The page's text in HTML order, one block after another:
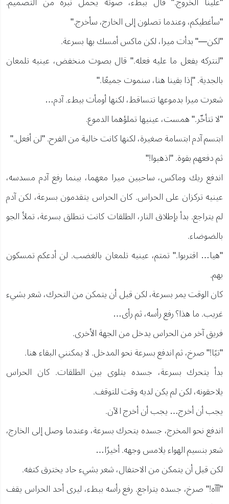
"سأغطيكم، وعندما تصلون إلى الخارج، سأخرج."
"لكن—" بدأت ميرا، لكن ماكس أمسك بها بسرعة.
"لنتركه يفعل ما عليه فعله." قال بصوت منخفض، عينيه تلمعان
بالجدية. "إذا بقينا هنا، سنموت جميعًا."
شعرت ميرا بدموعها تتساقط، لكنها أومأت ببطء. آدم…
"لا تتأخّر." همست، عينيها تملؤهما الدموع.
ابتسم آدم ابتسامة صغيرة، لكنها كانت خالية من الفرح. "لن أفعل."
ثم دفعهم بقوة. "اذهبوا!"
اندفع ريك وماكس، ساحبين ميرا معهما، بينما رفع آدم مسدسه،
عينيه تركزان على الحراس. كان الحراس يتقدمون بسرعة، لكن آدم
لم يتراجع. بدأ بإطلاق النار، الطلقات كانت تنطلق بسرعة، تملأ الجو
بالضوضاء.
"هيا… اقتربوا." تمتم، عينيه تلمعان بالغضب. لن أدعكم تمسكون
بهم.
كان الوقت يمر بسرعة، لكن قبل أن يتمكن من التحرك، شعر بشيء
غريب. ما هذا؟ رفع رأسه، ثم رأى…
فريق آخر من الحراس يدخل من الجهة الأخرى.
"تبًا!" صرخ، ثم اندفع بسرعة نحو المدخل. لا يمكنني البقاء هنا.
بدأ يتحرك بسرعة، جسده يتلوى بين الطلقات. كان الحراس
يلاحقونه، لكن لم يكن لديه وقت للتوقف.
يجب أن أخرج… يجب أن أخرج الآن.
اندفع نحو المخرج، جسده يتحرك بسرعة، وعندما وصل إلى الخارج،
شعر بنسيم الهواء يلامس وجهه. أخيرًا…
لكن قبل أن يتمكن من الاحتفال، شعر بشيء حاد يخترق كتفه.
"آآآه!" صرخ، جسده يتراجع. رفع رأسه ببطء، ليرى أحد الحراس يقف